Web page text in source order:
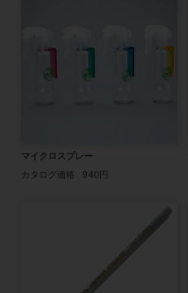
マイクロスプレー
カタログ価格
940円